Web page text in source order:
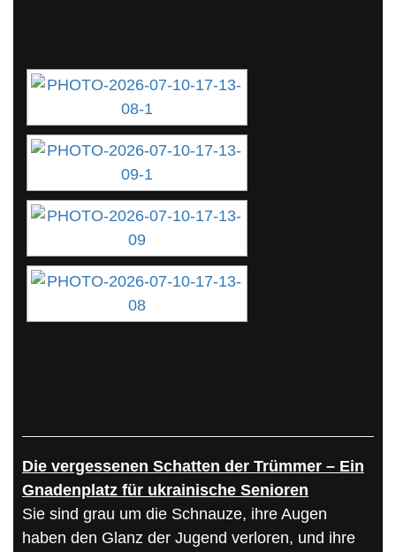
Die vergessenen Schatten der Trümmer – Ein
Gnadenplatz für ukrainische Senioren
Sie sind grau um die Schnauze, ihre Augen
haben den Glanz der Jugend verloren, und ihre